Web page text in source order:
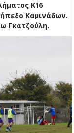
Κ16
Καμινάδων.
Γκατζούλη.